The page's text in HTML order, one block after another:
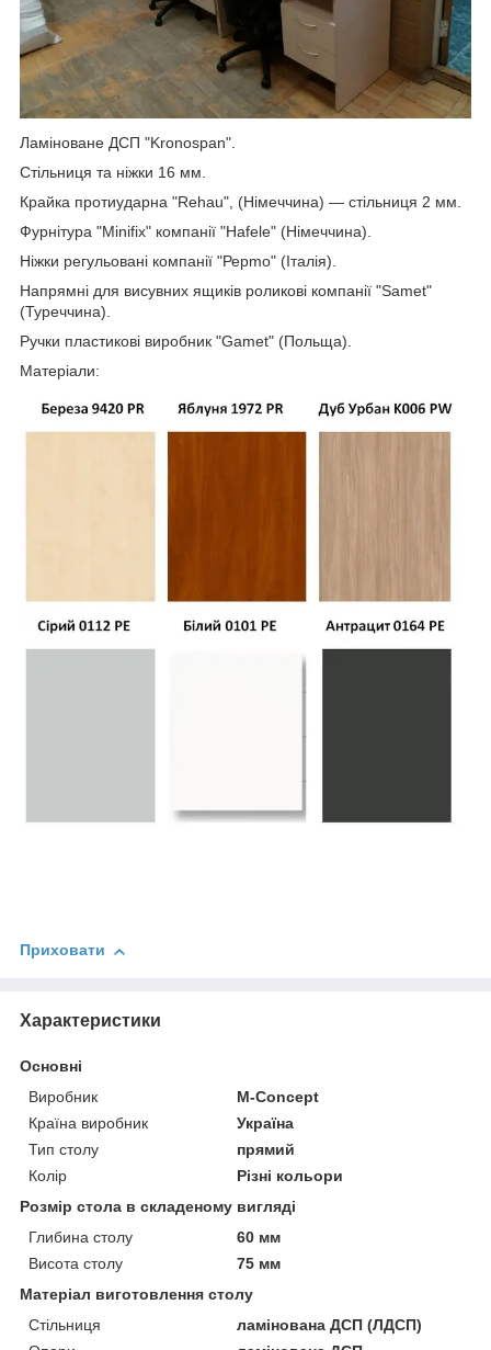
Ламіноване ДСП "Kronospan".
Стільниця та ніжки 16 мм.
Крайка протиударна "Rehau", (Німеччина) — стільниця 2 мм.
Фурнітура "Minifix" компанії "Hafele" (Німеччина).
Ніжки регульовані компанії "Рерmo" (Італія).
Напрямні для висувних ящиків роликові компанії "Samet"
(Туреччина).
Ручки пластикові виробник "Gamet" (Польща).
Матеріали:
Приховати
Характеристики
Основні
Виробник
M-Concept
Країна виробник
Україна
Тип столу
прямий
Колір
Різні кольори
Розмір стола в складеному вигляді
Глибина столу
60 мм
Висота столу
75 мм
Матеріал виготовлення столу
Стільниця
ламінована ДСП (ЛДСП)